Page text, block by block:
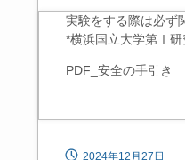
実験をする際は必ず
*横浜国立大学第Ⅰ研
PDF_安全の手引き
2024年12月27日